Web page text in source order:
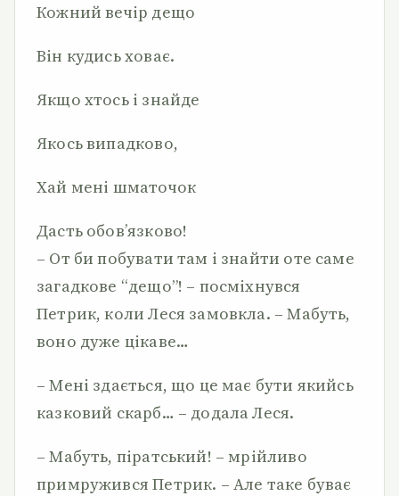
Кожний вечір дещо
Він кудись ховає.
Якщо хтось і знайде
Якось випадково,
Хай мені шматочок
Дасть обов’язково!
– От би побувати там і знайти оте саме
загадкове “дещо”! – посміхнувся
Петрик, коли Леся замовкла. – Мабуть,
воно дуже цікаве…
– Мені здається, що це має бути якийсь
казковий скарб… – додала Леся.
– Мабуть, піратський! – мрійливо
примружився Петрик. – Але таке буває